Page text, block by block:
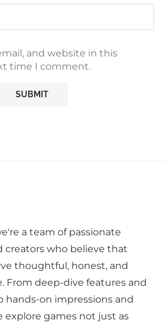
and website in this
time I comment.
a team of passionate
creators who believe that
thoughtful, honest, and
From deep-dive features and
hands-on impressions and
explore games not just as